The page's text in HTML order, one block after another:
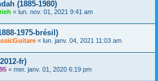
(1885-1980)
« lun. nov. 01, 2021 9:41 am
1975-brésil)
« lun. janv. 04, 2021 11:03 am
fr)
« mer. janv. 01, 2020 6:19 pm